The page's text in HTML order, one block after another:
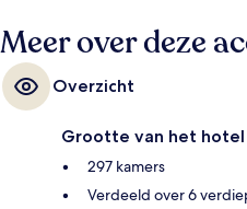
Meer over deze
Overzicht
Grootte van het hotel
297 kamers
Verdeeld over 6